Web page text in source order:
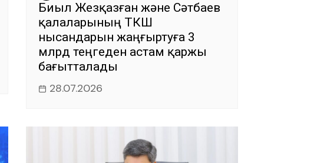
Биыл Жезқазған және Сәтбаев
қалаларының ТКШ
нысандарын жаңғыртуға 3
млрд теңгеден астам қаржы
бағытталады
28.07.2026